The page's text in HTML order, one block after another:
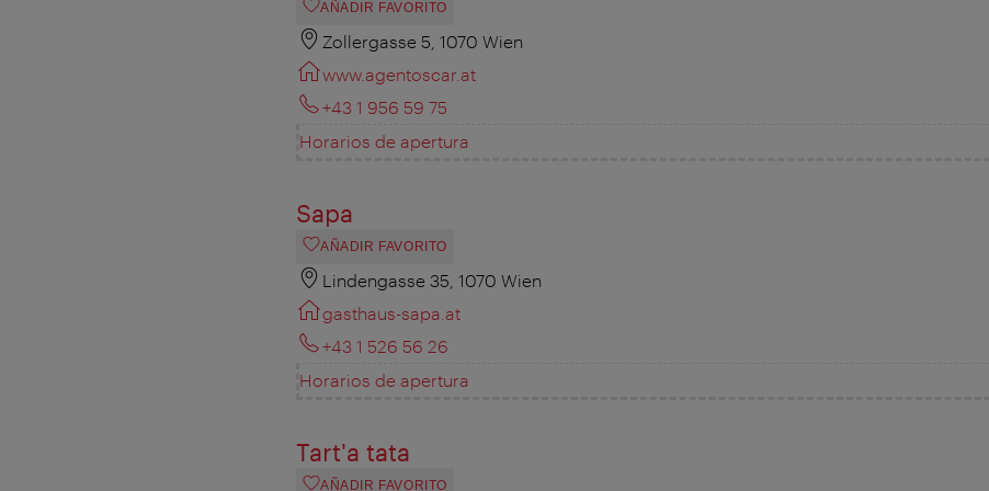
AÑADIR FAVORITO
Zollergasse 5, 1070 Wien
www.agentoscar.at
+43 1 956 59 75
Horarios de apertura
Sapa
AÑADIR FAVORITO
Lindengasse 35, 1070 Wien
gasthaus-sapa.at
+43 1 526 56 26
Horarios de apertura
Tart'a tata
AÑADIR FAVORITO